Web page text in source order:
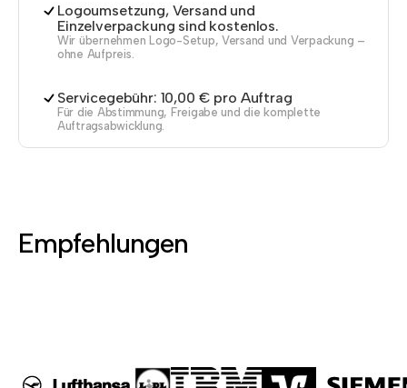
Logoumsetzung, Versand und
Einzelverpackung sind kostenlos.
Wir übernehmen Logo-Setup, Versand und Verpackung –
ohne Aufpreis.
Servicegebühr: 10,00 € pro Auftrag
Für die Abstimmung, Freigabe und die komplette
Auftragsabwicklung.
Empfehlungen